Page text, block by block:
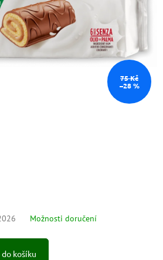
75 Kč
–28 %
Možnosti doručení
košíku